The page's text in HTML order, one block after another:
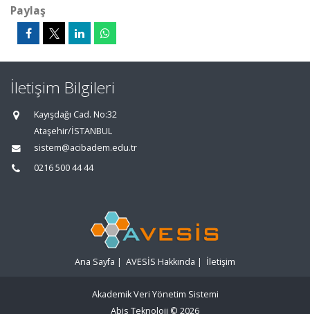
Paylaş
İletişim Bilgileri
Kayışdağı Cad. No:32
Ataşehir/İSTANBUL
sistem@acibadem.edu.tr
0216 500 44 44
Ana Sayfa | AVESİS Hakkında | İletişim
Akademik Veri Yönetim Sistemi
Abis Teknoloji © 2026